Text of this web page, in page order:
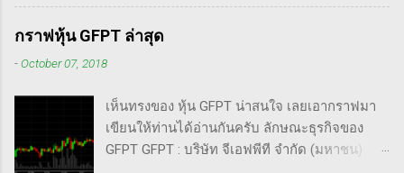
technique-number-one-by-richard-d-wyckoff/
ขั้นตอนการทำราคาของ Market Maker 1) เลือก
ต้องการทำให้ตลาดวิ่งขึ้น, เขาจะทดสอบหุ้นนำ
ตลาดที่มีความต้านทานน้อยสุด - ที่ต้องเลือกตัวที่
มีความต้าน...
ยิ่งใหญ่ โดยเขาทำผลตอบแทนได้ถึง 941% ในการ
แข่งขันเทรด U.S. Investing Championship ปี
2020 ด้วยประสบการณ์การเทรดที่ยาวนาน เขา
ได้พัฒนากลยุทธ์ที่สามารถทำกำไรได้ทั้งในช่วง
(Downtrend) ภาพรวมของกลยุทธ์ Cycle of
Price Action กลยุทธ์ Cycle of Price Action ของ
Oliver Kell เน้นการใช้การวิเคราะห์ทางเทคนิค
กราฟหุ้น GFPT ล่าสุด
-October 07, 2018
เห็นทรงของ หุ้น GFPT น่าสนใจ เลยเอากราฟมา
เขียนให้ท่านได้อ่านกันครับ ลักษณะธุรกิจของ
GFPT GFPT : บริษัท จีเอฟพีที จำกัด (มหาชน)